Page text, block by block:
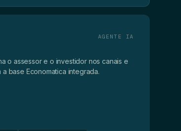
AGENTE IA
o assessor e o investidor nos canais e
base Economatica integrada.